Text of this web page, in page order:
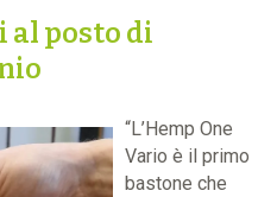
posto di
“L’Hemp One
Vario è il primo
bastone che